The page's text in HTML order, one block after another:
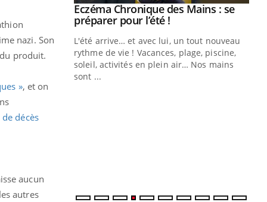
nazi. Son
produit.
», et on
décès
aucun
autres
de type 2
chez les
les soignants.
Youtube
Eczéma Chronique des Mains : se
préparer pour l’été !Youtube
L'été arrive… et avec lui, un tout nouveau
rythme de vie ! Vacances, plage, piscine,
soleil, activités en plein air… Nos mains
sont ...